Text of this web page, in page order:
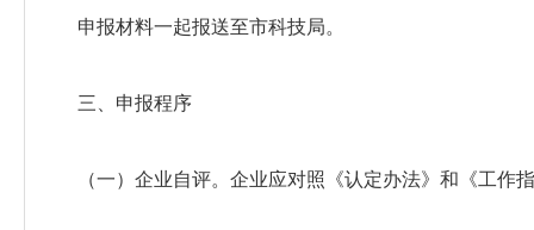
申报材料一起报送至市科技局。
三、申报程序
（一）企业自评。企业应对照《认定办法》和《工